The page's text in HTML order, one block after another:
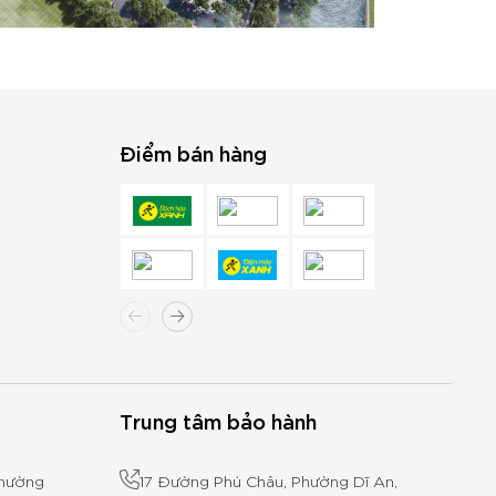
Điểm bán hàng
Trung tâm bảo hành
17 Đường Phú Châu, Phường Dĩ An,